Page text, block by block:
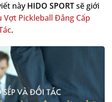
nàyHIDO SPORTsẽ giới
Vợt Pickleball Đẳng Cấp
.